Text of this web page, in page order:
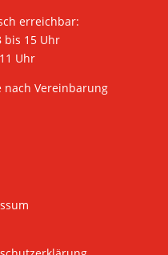
erreichbar:
bis 15 Uhr
Uhr
nach Vereinbarung